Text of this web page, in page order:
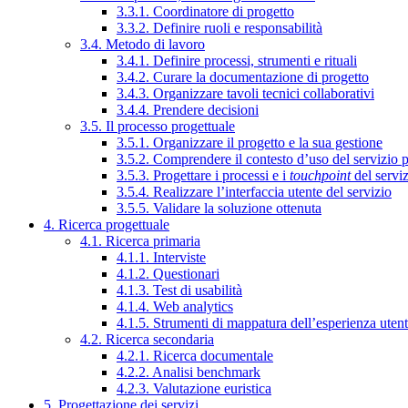
3.3.1. Coordinatore di progetto
3.3.2. Definire ruoli e responsabilità
3.4. Metodo di lavoro
3.4.1. Definire processi, strumenti e rituali
3.4.2. Curare la documentazione di progetto
3.4.3. Organizzare tavoli tecnici collaborativi
3.4.4. Prendere decisioni
3.5. Il processo progettuale
3.5.1. Organizzare il progetto e la sua gestione
3.5.2. Comprendere il contesto d’uso del servizio
3.5.3. Progettare i processi e i touchpointdel
3.5.4. Realizzare l’interfaccia utente del servizio
3.5.5. Validare la soluzione ottenuta
4. Ricerca progettuale
4.1. Ricerca primaria
4.1.1. Interviste
4.1.2. Questionari
4.1.3. Test di usabilità
4.1.4. Web analytics
4.1.5. Strumenti di mappatura dell’esperienza
4.2. Ricerca secondaria
4.2.1. Ricerca documentale
4.2.2. Analisi benchmark
4.2.3. Valutazione euristica
5. Progettazione dei servizi